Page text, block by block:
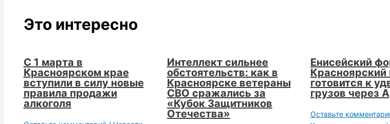
Это интересно
С 1 марта в
Красноярском крае
вступили в силу новые
правила продажи
алкоголя
Интеллект сильнее
обстоятельств: как в
Красноярске ветераны
СВО сражались за
«Кубок Защитников
Отечества»
Енисейский
Красноярский
готовится к
грузов через
Оставьте